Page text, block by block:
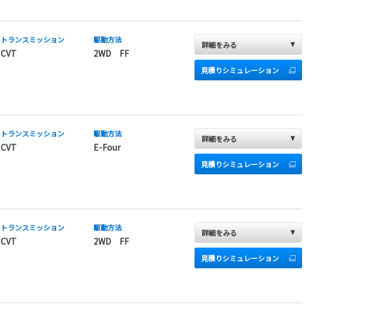
トランスミッション
CVT
駆動方法
2WD FF
詳細をみる
見積りシミュレーション
トランスミッション
CVT
駆動方法
E-Four
詳細をみる
見積りシミュレーション
トランスミッション
CVT
駆動方法
2WD FF
詳細をみる
見積りシミュレーション